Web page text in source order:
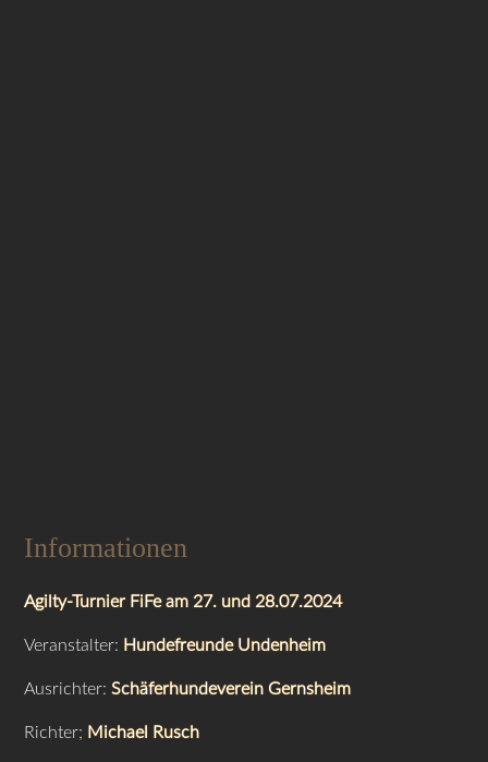
Informationen
Agilty-Turnier FiFe am 27. und 28.07.2024
Veranstalter: Hundefreunde Undenheim
Ausrichter:Schäferhundeverein Gernsheim
Richter; Michael Rusch